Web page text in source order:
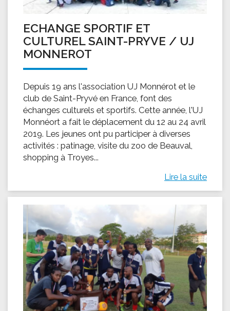
ECHANGE SPORTIF ET
CULTUREL SAINT-PRYVE / UJ
MONNEROT
Depuis 19 ans l'association UJ Monnérot et le
club de Saint-Pryvé en France, font des
échanges culturels et sportifs. Cette année, l'UJ
Monnéort a fait le déplacement du 12 au 24 avril
2019. Les jeunes ont pu participer à diverses
activités : patinage, visite du zoo de Beauval,
shopping à Troyes...
Lire la suite